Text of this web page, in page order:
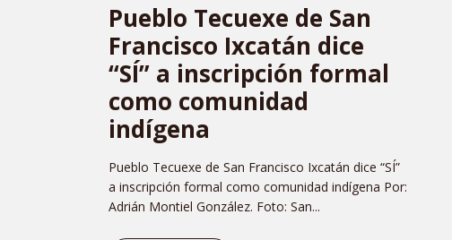
Pueblo Tecuexe de San
Francisco Ixcatán dice
“SÍ” a inscripción formal
como comunidad
indígena
Pueblo Tecuexe de San Francisco Ixcatán dice “SÍ”
a inscripción formal como comunidad indígena Por:
Adrián Montiel González. Foto: San...